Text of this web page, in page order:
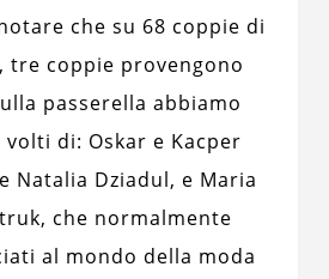
che su 68 coppie di
tre coppie provengono
passerella abbiamo
di: Oskar e Kacper
Natalia Dziadul, e Maria
che normalmente
al mondo della moda